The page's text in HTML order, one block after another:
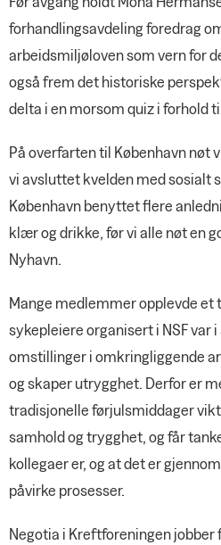
forhandlingsavdeling foredrag
arbeidsmiljøloven som vern for
også frem det historiske
delta i en morsom quiz i forhold
På overfarten til København nøt
vi avsluttet kvelden med sosialt
København benyttet flere
klær og drikke, før vi alle nøt en
Nyhavn.
Mange medlemmer opplevde et
sykepleiere organisert i NSF var
omstillinger i omkringliggende
og skaper utrygghet. Derfor er
tradisjonelle førjulsmiddager
samhold og trygghet, og får
kollegaer er, og at det er
påvirke prosesser.
Negotia i Kreftforeningen jobber